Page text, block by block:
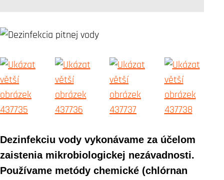
Dezinfekciu vody vykonávame za účelom
zaistenia mikrobiologickej nezávadnosti.
Používame metódy chemické (chlórnan